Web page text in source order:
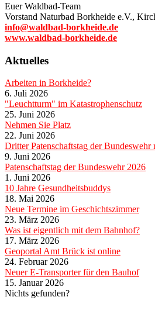
Euer Waldbad-Team
Vorstand Naturbad Borkheide e.V.,
info@waldbad-borkheide.de
www.waldbad-borkheide.de
Aktuelles
Arbeiten in Borkheide?
6. Juli 2026
"Leuchtturm" im Katastrophenschutz
25. Juni 2026
Nehmen Sie Platz
22. Juni 2026
Dritter Patenschaftstag der
9. Juni 2026
Patenschaftstag der Bundeswehr 2026
1. Juni 2026
10 Jahre Gesundheitsbuddys
18. Mai 2026
Neue Termine im Geschichtszimmer
23. März 2026
Was ist eigentlich mit dem Bahnhof?
17. März 2026
Geoportal Amt Brück ist online
24. Februar 2026
Neuer E-Transporter für den Bauhof
15. Januar 2026
Nichts gefunden?